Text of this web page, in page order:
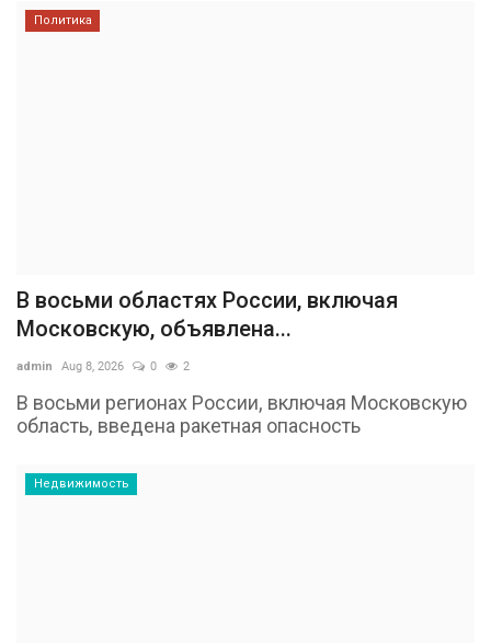
Политика
В восьми областях России, включая
Московскую, объявлена...
admin Aug 8, 2026 0 2
В восьми регионах России, включая Московскую
область, введена ракетная опасность
Недвижимость